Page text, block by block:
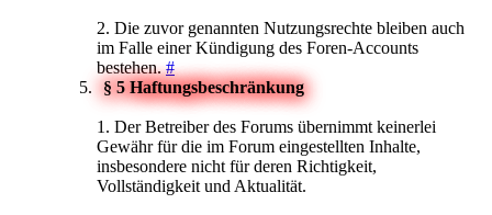
2. Die zuvor genannten Nutzungsrechte bleiben auch
im Falle einer Kündigung des Foren-Accounts
bestehen.#
§ 5 Haftungsbeschränkung
1. Der Betreiber des Forums übernimmt keinerlei
Gewähr für die im Forum eingestellten Inhalte,
insbesondere nicht für deren Richtigkeit,
Vollständigkeit und Aktualität.